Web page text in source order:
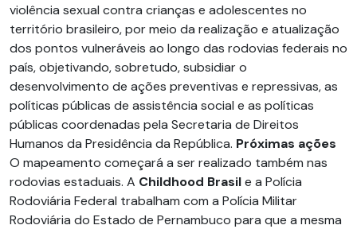
violência sexual contra crianças e adolescentes no
território brasileiro, por meio da realização e atualização
dos pontos vulneráveis ao longo das rodovias federais no
país, objetivando, sobretudo, subsidiar o
desenvolvimento de ações preventivas e repressivas, as
políticas públicas de assistência social e as políticas
públicas coordenadas pela Secretaria de Direitos
Humanos da Presidência da República. Próximas ações
O mapeamento começará a ser realizado também nas
rodovias estaduais. A Childhood Brasile a Polícia
Rodoviária Federal trabalham com a Polícia Militar
Rodoviária do Estado de Pernambuco para que a mesma